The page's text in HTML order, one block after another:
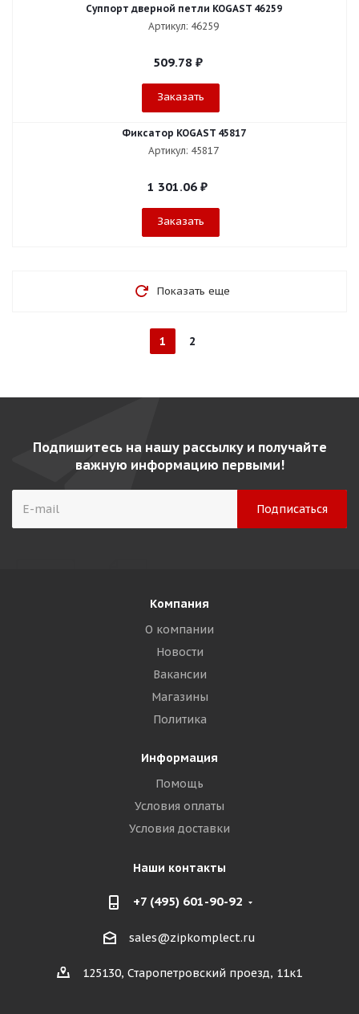
Суппорт дверной петли KOGAST 46259
Артикул: 46259
509.78₽
Заказать
Фиксатор KOGAST 45817
Артикул: 45817
1 301.06 ₽
Заказать
Показать еще
1 2
Подпишитесь на нашу рассылку и получайте
важную информацию первыми!
Компания
О компании
Новости
Вакансии
Магазины
Политика
Информация
Помощь
Условия оплаты
Условия доставки
Наши контакты
+7 (495) 601-90-92
sales@zipkomplect.ru
125130, Старопетровский проезд, 11к1